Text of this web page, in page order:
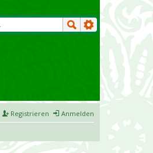
Anmelden
Registrieren